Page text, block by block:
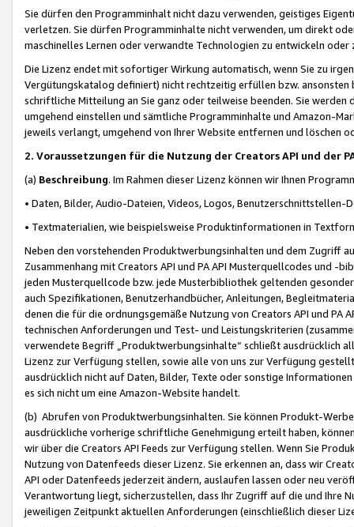
Sie dürfen den Programminhalt nicht dazu verwenden, geistiges
verletzen. Sie dürfen Programminhalte nicht verwenden, um direkt
maschinelles Lernen oder verwandte Technologien zu entwickeln
Die Lizenz endet mit sofortiger Wirkung automatisch, wenn Sie zu
Vergütungskatalog definiert) nicht rechtzeitig erfüllen bzw. ansonsten
schriftliche Mitteilung an Sie ganz oder teilweise beenden. Sie werden
umgehend einstellen und sämtliche Programminhalte und Amazon-
jeweils verlangt, umgehend von Ihrer Website entfernen und löschen
2. Voraussetzungen für die Nutzung der Creators API und der
(a) Beschreibung. Im Rahmen dieser Lizenz können wir Ihnen
• Daten, Bilder, Audio-Dateien, Videos, Logos, Benutzerschnittstellen-
• Textmaterialien, wie beispielsweise Produktinformationen in
Neben den vorstehenden Produktwerbungsinhalten und dem Zugriff
Zusammenhang mit Creators API und PA API Musterquellcodes und
jeden Musterquellcode bzw. jede Musterbibliothek geltenden
auch Spezifikationen, Benutzerhandbücher, Anleitungen,
denen die für die ordnungsgemäße Nutzung von Creators API und PA
technischen Anforderungen und Test- und Leistungskriterien
verwendete Begriff „Produktwerbungsinhalte“ schließt ausdrücklich
Lizenz zur Verfügung stellen, sowie alle von uns zur Verfügung
ausdrücklich nicht auf Daten, Bilder, Texte oder sonstige
es sich nicht um eine Amazon-Website handelt.
(b) Abrufen von Produktwerbungsinhalten. Sie können Produkt-
ausdrückliche vorherige schriftliche Genehmigung erteilt haben,
wir über die Creators API Feeds zur Verfügung stellen. Wenn Sie
Nutzung von Datenfeeds dieser Lizenz. Sie erkennen an, dass wir
API oder Datenfeeds jederzeit ändern, auslaufen lassen oder neu
Verantwortung liegt, sicherzustellen, dass Ihr Zugriff auf die und Ihre
jeweiligen Zeitpunkt aktuellen Anforderungen (einschließlich dieser